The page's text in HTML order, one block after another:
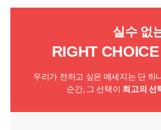
실수 없
RIGHT
우리가 전하고 싶은 메세지는 단 하
순간, 그 선택이 최고의 선